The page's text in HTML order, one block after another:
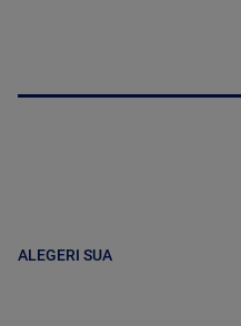
ALEGERI SUA